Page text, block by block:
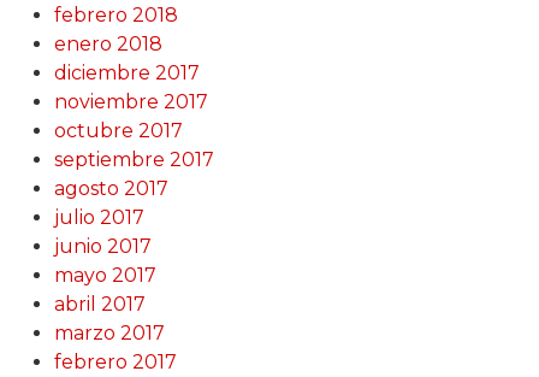
febrero 2018
enero 2018
diciembre 2017
noviembre 2017
octubre 2017
septiembre 2017
agosto 2017
julio 2017
junio 2017
mayo 2017
abril 2017
marzo 2017
febrero 2017